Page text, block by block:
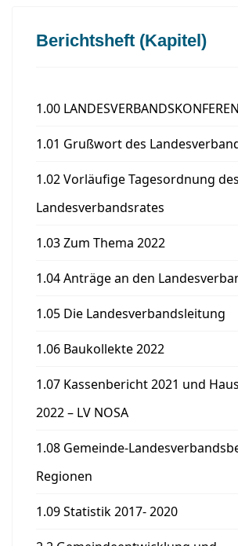
Berichtsheft (Kapitel)
1.00
1.01 Grußwort des
1.02 Vorläufige Tagesordnung des
Landesverbandsrates
1.03 Zum Thema 2022
1.04 Anträge an den
1.05 Die Landesverbandsleitung
1.06 Baukollekte 2022
1.07 Kassenbericht 2021 und
2022 – LV NOSA
1.08 Gemeinde-
Regionen
1.09 Statistik 2017- 2020